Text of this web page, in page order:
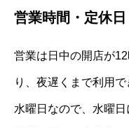
営業時間・定休日
営業は日中の開店が
り、夜遅くまで利用
水曜日なので、水曜日